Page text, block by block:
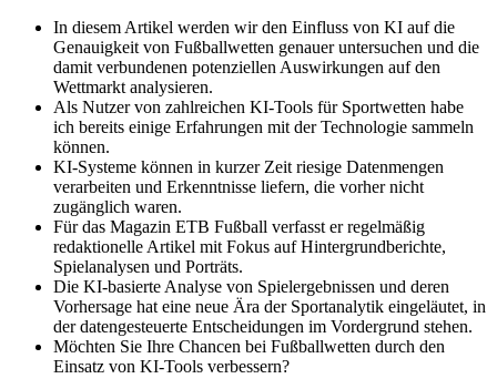
In diesem Artikel werden wir den Einfluss​ von KI auf die
Genauigkeit ⁤von Fußballwetten‌ genauer untersuchen​ und die
damit verbundenen potenziellen Auswirkungen auf den
Wettmarkt analysieren.
Als Nutzer von zahlreichen KI-Tools für Sportwetten habe
ich bereits einige Erfahrungen mit der Technologie sammeln
können.
KI-Systeme können in kurzer Zeit riesige Datenmengen
verarbeiten und Erkenntnisse liefern, die vorher nicht
zugänglich waren.
Für das Magazin ETB Fußball verfasst er regelmäßig
redaktionelle Artikel mit Fokus auf Hintergrundberichte,
Spielanalysen und Porträts.
Die KI-basierte Analyse von Spielergebnissen und deren
Vorhersage hat eine neue Ära der Sportanalytik eingeläutet, in
der datengesteuerte Entscheidungen im Vordergrund stehen.
Möchten Sie Ihre Chancen bei⁤ Fußballwetten durch den⁣
Einsatz⁢ von ⁢KI-Tools verbessern?